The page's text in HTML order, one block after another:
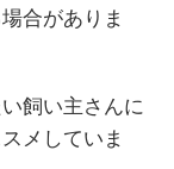
合がありま
飼い主さんに
メしていま